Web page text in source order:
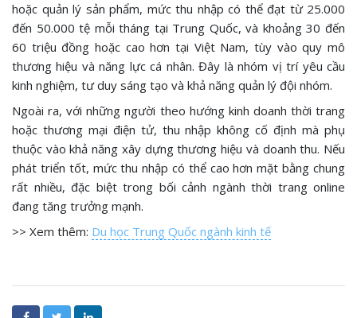
hoặc quản lý sản phẩm, mức thu nhập có thể đạt từ 25.000
đến 50.000 tệ mỗi tháng tại Trung Quốc, và khoảng 30 đến
60 triệu đồng hoặc cao hơn tại Việt Nam, tùy vào quy mô
thương hiệu và năng lực cá nhân. Đây là nhóm vị trí yêu cầu
kinh nghiệm, tư duy sáng tạo và khả năng quản lý đội nhóm.
Ngoài ra, với những người theo hướng kinh doanh thời trang
hoặc thương mại điện tử, thu nhập không cố định mà phụ
thuộc vào khả năng xây dựng thương hiệu và doanh thu. Nếu
phát triển tốt, mức thu nhập có thể cao hơn mặt bằng chung
rất nhiều, đặc biệt trong bối cảnh ngành thời trang online
đang tăng trưởng mạnh.
>> Xem thêm: Du học Trung Quốc ngành kinh tế